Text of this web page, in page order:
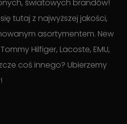
światowych brandów!
tutaj z najwyższej jakości,
asortymentem. New
Hilfiger, Lacoste, EMU,
coś innego? Ubierzemy